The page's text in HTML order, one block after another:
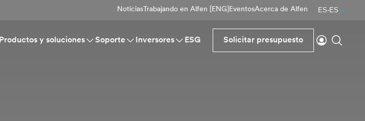
Noticias Trabajando en Alfen [ENG] EventosAcerca de Alfen ES-ES
Productos y soluciones Soporte Inversores ESG Solicitar presupuesto
Inicio de